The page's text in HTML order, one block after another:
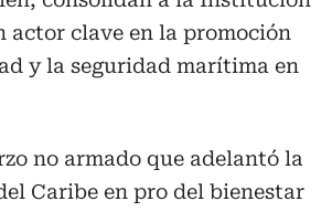
actor clave en la promoción
y la seguridad marítima en
no armado que adelantó la
Caribe en pro del bienestar